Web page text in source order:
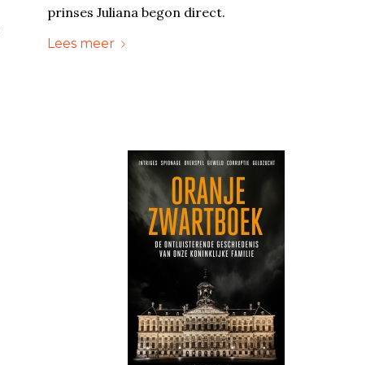
prinses Juliana begon direct.
Lees meer